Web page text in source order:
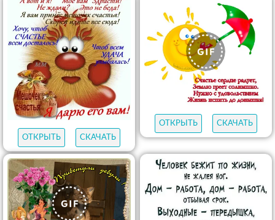
ОТКРЫТЬ СКАЧАТЬ
ОТКРЫТЬ СКАЧАТЬ